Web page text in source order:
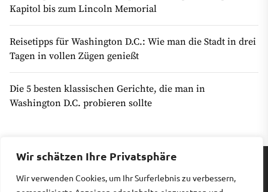
Wir schätzen Ihre Privatsphäre
Wir verwenden Cookies, um Ihr Surferlebnis zu verbessern,
Kapitol bis zum Lincoln Memorial
Reisetipps für Washington D.C.: Wie man die Stadt in drei
Tagen in vollen Zügen genießt
Die 5 besten klassischen Gerichte, die man in
Washington D.C. probieren sollte
Impressum|Datenschutz